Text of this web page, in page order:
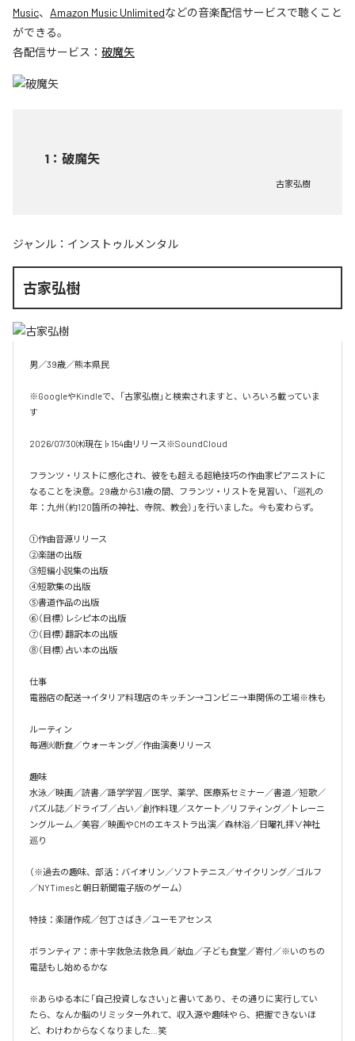
Music、 Amazon Music Unlimitedなどの音楽配信サービスで聴くこと
ができる。
各配信サービス： 破魔矢
1 ： 破魔矢
古家弘樹
ジャンル： インストゥルメンタル
古家弘樹
男／39歳／熊本県民
※GoogleやKindleで、「古家弘樹」と検索されますと、いろいろ載っていま
す
2026/07/30㈭現在♭154曲リリース※SoundCloud
フランツ・リストに感化され、彼をも超える超絶技巧の作曲家ピアニストに
なることを決意。29歳から31歳の間、フランツ・リストを見習い、「巡礼の
年：九州（約120箇所の神社、寺院、教会）」を行いました。今も変わらず。
①作曲音源リリース
②楽譜の出版
③短編小説集の出版
④短歌集の出版
⑤書道作品の出版
⑥（目標）レシピ本の出版
⑦（目標）翻訳本の出版
⑧（目標）占い本の出版
仕事
電器店の配送→イタリア料理店のキッチン→コンビニ→車関係の工場※株も
ルーティン
毎週㈫断食／ウォーキング／作曲演奏リリース
趣味
水泳／映画／読書／語学学習／医学、薬学、医療系セミナー／書道／短歌／
パズル誌／ドライブ／占い／創作料理／スケート／リフティング／トレーニ
ングルーム／美容／映画やCMのエキストラ出演／森林浴／日曜礼拝∨神社
巡り
（※過去の趣味、部活：バイオリン／ソフトテニス／サイクリング／ゴルフ
／NYTimesと朝日新聞電子版のゲーム）
特技：楽譜作成／包丁さばき／ユーモアセンス
ボランティア：赤十字救急法救急員／献血／子ども食堂／寄付／※いのちの
電話もし始めるかな
※あらゆる本に「自己投資しなさい」と書いてあり、その通りに実行してい
たら、なんか脳のリミッター外れて、収入源や趣味やら、把握できないほ
ど、わけわからなくなりました…笑